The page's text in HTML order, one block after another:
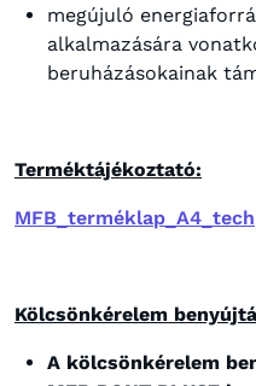
megújuló
alkalmazására
beruházásokainak
Terméktájékoztató:
Kölcsönkérelem
A kölcsönkérelem